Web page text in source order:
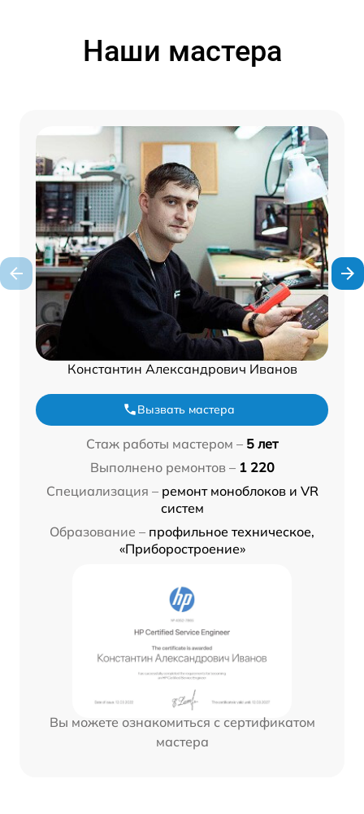
Наши мастера
Константин Александрович Иванов
Вызвать мастера
Стаж работы мастером – 5 лет
Выполнено ремонтов – 1 220
Специализация – ремонт моноблоков и VR
систем
Образование – профильное техническое,
«Приборостроение»
Вы можете ознакомиться с сертификатом
мастера